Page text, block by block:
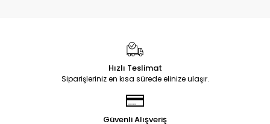
Hızlı Teslimat
Siparişleriniz en kısa sürede elinize ulaşır.
Güvenli Alışveriş